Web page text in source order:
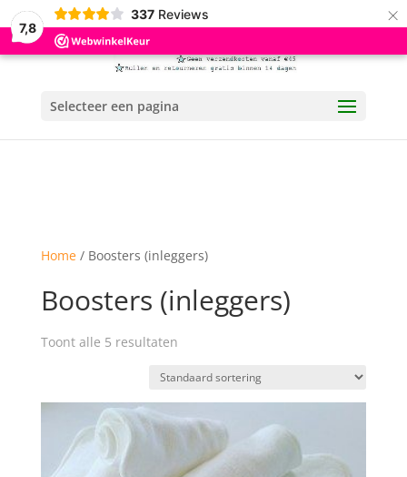
7,8
337 Reviews ×
Selecteer een pagina
Home/ Boosters (inleggers)
Boosters (inleggers)
Toont alle 5 resultaten